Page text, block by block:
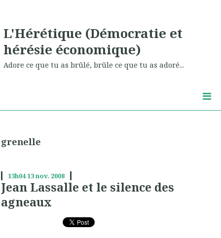
L'Hérétique (Démocratie et
hérésie économique)
Adore ce que tu as brûlé, brûle ce que tu as adoré...
grenelle
13h0413nov. 2008
Jean Lassalle et le silence des
agneaux